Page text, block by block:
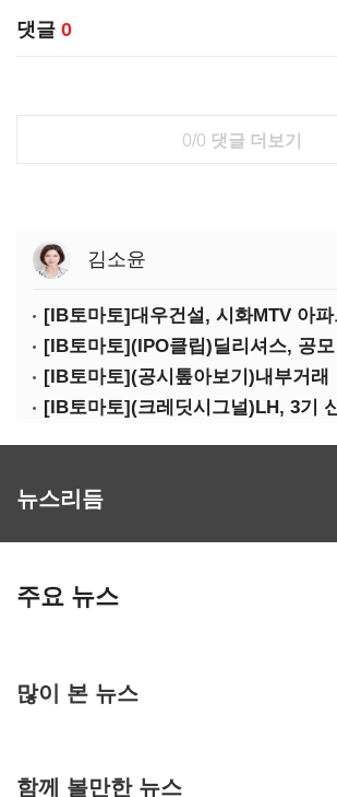
댓글 0
0/0 댓글 더보기
김소윤
뉴스리듬
주요 뉴스
많이 본 뉴스
함께 볼만한 뉴스